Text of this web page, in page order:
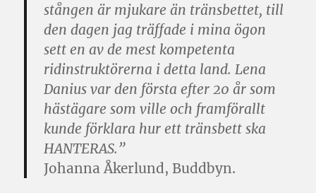
stången är mjukare än tränsbettet, till
den dagen jag träffade i mina ögon
sett en av de mest kompetenta
ridinstruktörerna i detta land. Lena
Danius var den första efter 20 år som
hästägare som ville och framförallt
kunde förklara hur ett tränsbett ska
HANTERAS.”
Johanna Åkerlund, Buddbyn.